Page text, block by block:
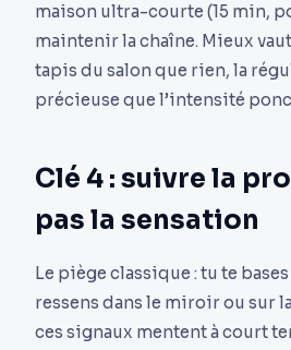
maison ultra-courte (15 min,
maintenir la chaîne. Mieux
tapis du salon que rien, la
précieuse que l’intensité
Clé 4 : suivre la
pas la sensation
Le piège classique : tu te
ressens dans le miroir ou sur
ces signaux mentent à court